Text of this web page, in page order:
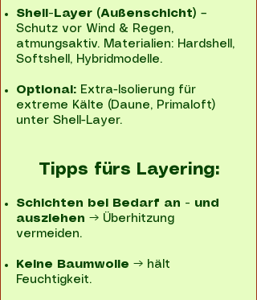
Shell-Layer (Außenschicht) –
Schutz vor Wind & Regen,
atmungsaktiv. Materialien: Hardshell,
Softshell, Hybridmodelle.
Optional: Extra-Isolierung für
extreme Kälte (Daune, Primaloft)
unter Shell-Layer.
Tipps fürs Layering:
Schichten bei Bedarf an - und
ausziehen → Überhitzung
vermeiden.
Keine Baumwolle → hält
Feuchtigkeit.